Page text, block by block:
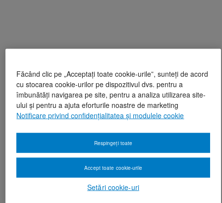
Făcând clic pe „Acceptați toate cookie-urile”, sunteți de acord
cu stocarea cookie-urilor pe dispozitivul dvs. pentru a
îmbunătăți navigarea pe site, pentru a analiza utilizarea site-
ului și pentru a ajuta eforturile noastre de marketing
Notificare privind confidențialitatea și modulele cookie
Setări cookie-uri
Respingeți toate
Accept toate cookie-urile